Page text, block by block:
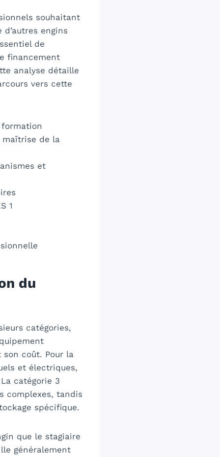
souhaitant
engins
de
financement
analyse détaille
vers cette
de la
et
1
du
catégories,
coût. Pour la
et électriques,
catégorie 3
complexes, tandis
spécifique.
que le stagiaire
généralement